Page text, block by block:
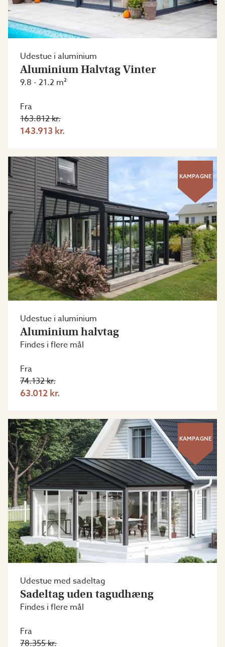
Udestue i aluminium
Aluminium Halvtag Vinter
9.8 - 21.2 m²
Fra
163.812 kr.
143.913 kr.
KAMPAGNE
Udestue i aluminium
Aluminium halvtag
Findes i flere mål
Fra
74.132 kr.
63.012 kr.
KAMPAGNE
Udestue med sadeltag
Sadeltag uden tagudhæng
Findes i flere mål
Fra
78.355 kr.